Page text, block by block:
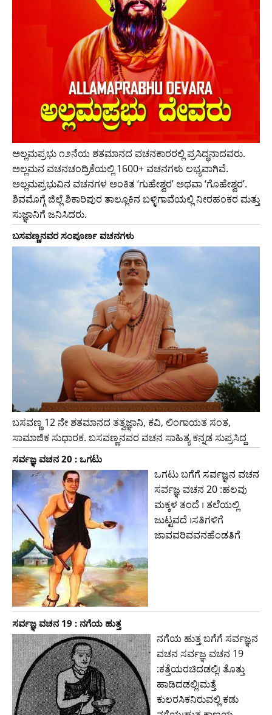
ಅಲ್ಲಮಪ್ರಭು ೧೨ನೆಯ ಶತಮಾನದ ವಚನಕಾರರಲ್ಲಿ ಪ್ರಸಿದ್ಧನಾದವರು.
ಅಲ್ಲಮನ ವಚನಚಂದ್ರಿಕೆಯಲ್ಲಿ 1600+ ವಚನಗಳು ಲಭ್ಯವಾಗಿವೆ.
ಅಲ್ಲಮಪ್ರಭುವಿನ ವಚನಗಳ ಅಂಕಿತ ‘ಗುಹೇಶ್ವರ’ ಅಥವಾ ‘ಗೊಹೇಶ್ವರ’.
ಶಿವಮೊಗ್ಗೆ ಜಿಲ್ಲೆ ಶಿಕಾರಿಪುರ ತಾಲ್ಲೂಕಿನ ಬಳ್ಳಿಗಾವೆಯಲ್ಲಿ ನೀರಹಂಕರ ಮತ್ತು
ಸುಜ್ಞಾನಿಗೆ ಜನಿಸಿದರು.
ಬಸವಣ್ಣನವರ ಸಂಪೂರ್ಣ ವಚನಗಳು
ಬಸವಣ್ಣ 12 ನೇ ಶತಮಾನದ ತತ್ವಜ್ಞಾನಿ, ಕವಿ, ಲಿಂಗಾಯತ ಸಂತ,
ಸಾಮಾಜಿಕ ಸುಧಾರಕ. ಬಸವಣ್ಣನವರ ವಚನ ಸಾಹಿತ್ಯ ಕನ್ನಡ ಸುಪ್ರಸಿದ್ದ
ಸರ್ವಜ್ಞ ವಚನ 20 : ಒಗಟು
ಒಗಟು ಬಗೆಗೆ ಸರ್ವಜ್ಞನ ವಚನ
ಸರ್ವಜ್ಞ ವಚನ 20 :ಹಲವು
ಮಕ್ಕಳ ತಂದೆ । ತಲೆಯಲ್ಲಿ
ಜುಟ್ಟವದೆ ।ಸತಿಗಳಿಗೆ
ಜಾವವರಿವವನಹೆಂಡತಿಗೆ
ಸರ್ವಜ್ಞ ವಚನ 19 : ನಗೆಯ ಹುತ್ತ
ನಗೆಯ ಹುತ್ತ ಬಗೆಗೆ ಸರ್ವಜ್ಞನ
ವಚನ ಸರ್ವಜ್ಞ ವಚನ 19
:ಕತ್ತೆಯರಚಿದಡಲ್ಲಿ। ತೊತ್ತು
ಹಾಡಿದಡಲ್ಲಿ।ಮತ್ತೆ
ಕುಲರಸಿಕನಿರುವಲ್ಲಿ ಕಡು